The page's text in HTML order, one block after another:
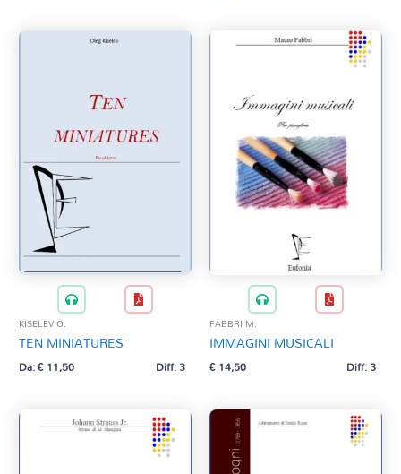
KISELEV O.
TEN MINIATURES
Da:€11,50 Diff: 3
FABBRI M.
IMMAGINI MUSICALI
€14,50 Diff: 3